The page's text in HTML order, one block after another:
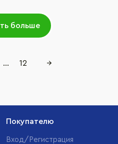
больше
... 12 →
Покупателю
Вход/Регистрация